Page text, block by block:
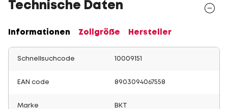
Technische Daten
Informationen Zollgröße Hersteller
Schnellsuchcode 10009151
EAN code 8903094067558
Marke BKT